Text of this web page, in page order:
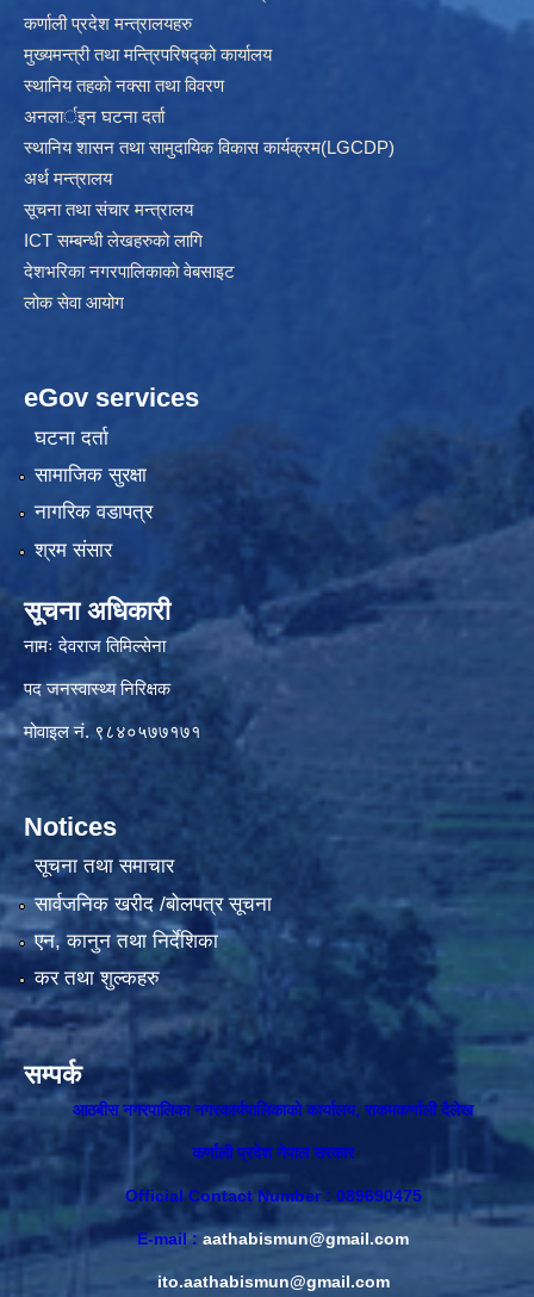
कर्णाली प्रदेश मन्त्रालयहरु
मुख्यमन्त्री तथा मन्त्रिपरिषद्को कार्यालय
स्थानिय तहकाे नक्सा तथा विवरण
अनलार्इन घटना दर्ता
स्थानिय शासन तथा सामुदायिक विकास कार्यक्रम(LGCDP)
अर्थ मन्त्रालय
सूचना तथा संचार मन्त्रालय
ICT सम्बन्धी लेखहरुको लागि
देशभरिका नगरपालिकाको वेबसाइट
लोक सेवा आयोग
eGov services
घटना दर्ता
सामाजिक सुरक्षा
नागरिक वडापत्र
श्रम संसार
सूचना अधिकारी
नामः देवराज तिमिल्सेना
पद जनस्वास्थ्य निरिक्षक
मोवाइल नं. ९८४०५७७१७१
Notices
सूचना तथा समाचार
सार्वजनिक खरीद /बोलपत्र सूचना
एन, कानुन तथा निर्देशिका
कर तथा शुल्कहरु
सम्पर्क
आठबीस नगरपालिका नगरकार्यपालिकाकाे कार्यालय, राकमकर्णाली दैलेख
कर्णाली प्रदेश नेपाल सरकार
Official Contact Number : 089690475
E-mail : aathabismun@gmail.com
ito.aathabismun@gmail.com